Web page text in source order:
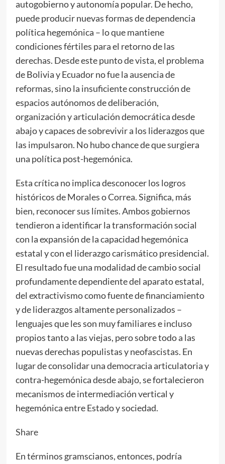
autogobierno y autonomía popular. De hecho,
puede producir nuevas formas de dependencia
política hegemónica – lo que mantiene
condiciones fértiles para el retorno de las
derechas. Desde este punto de vista, el problema
de Bolivia y Ecuador no fue la ausencia de
reformas, sino la insuficiente construcción de
espacios autónomos de deliberación,
organización y articulación democrática desde
abajo y capaces de sobrevivir a los liderazgos que
las impulsaron. No hubo chance de que surgiera
una política post-hegemónica.
Esta crítica no implica desconocer los logros
históricos de Morales o Correa. Significa, más
bien, reconocer sus límites. Ambos gobiernos
tendieron a identificar la transformación social
con la expansión de la capacidad hegemónica
estatal y con el liderazgo carismático presidencial.
El resultado fue una modalidad de cambio social
profundamente dependiente del aparato estatal,
del extractivismo como fuente de financiamiento
y de liderazgos altamente personalizados –
lenguajes que les son muy familiares e incluso
propios tanto a las viejas, pero sobre todo a las
nuevas derechas populistas y neofascistas. En
lugar de consolidar una democracia articulatoria y
contra-hegemónica desde abajo, se fortalecieron
mecanismos de intermediación vertical y
hegemónica entre Estado y sociedad.
Share
En términos gramscianos, entonces, podría